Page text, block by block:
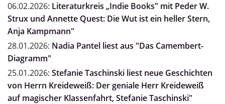
06.02.2026: Literaturkreis „Indie Books" mit Peder W.
Strux und Annette Quest: Die Wut ist ein heller Stern,
Anja Kampmann"
28.01.2026: Nadia Pantel liest aus "Das Camembert-
Diagramm"
25.01.2026: Stefanie Taschinski liest neue Geschichten
von Herrn Kreideweiß: Der geniale Herr Kreideweiß
auf magischer Klassenfahrt, Stefanie Taschinski"